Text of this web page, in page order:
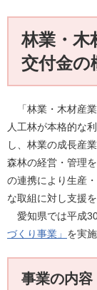
林業・木
交付金の
「林業・木材産
人工林が本格的な
し、林業の成長産
森林の経営・管理
の連携により生産
な取組に対し支援
愛知県では平成30
づくり事業」 を実
事業の内容